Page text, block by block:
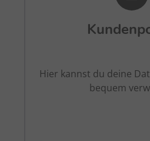
Hier kannst du deine
bequem